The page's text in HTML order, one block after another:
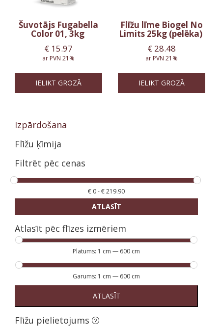
Šuvotājs Fugabella
Color 01, 3kg
€ 15.97
ar PVN 21%
IELIKT GROZĀ
Flīžu līme Biogel No
Limits 25kg (pelēka)
€28.48
ar PVN 21%
IELIKT GROZĀ
Izpārdošana
Flīžu ķīmija
Filtrēt pēc cenas
€ 0-€219.90
ATLASĪT
Atlasīt pēc flīzes izmēriem
Platums: 1 cm — 600 cm
Garums: 1 cm — 600 cm
ATLASĪT
Flīžu pielietojums